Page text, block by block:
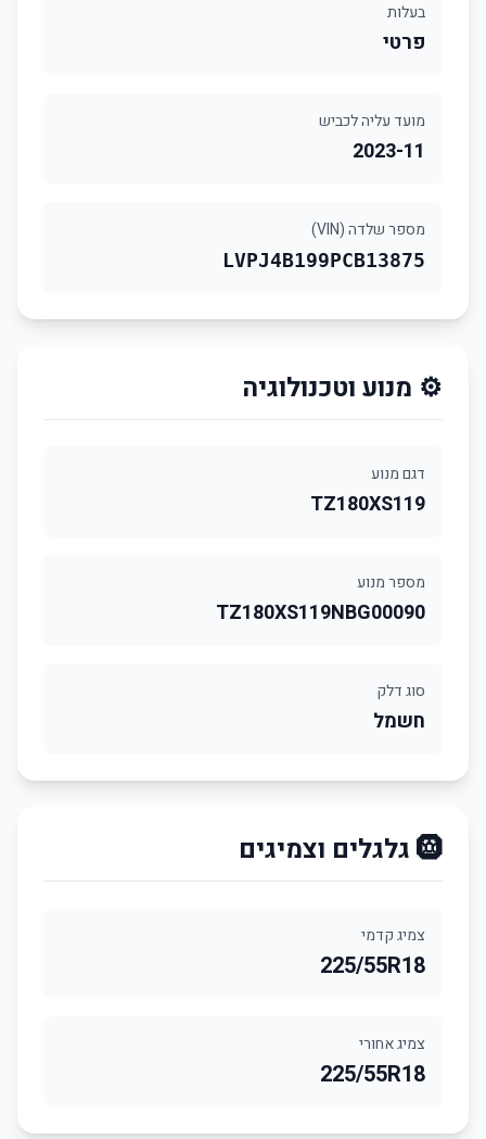
בעלות
פרטי
מועד עליה לכביש
2023-11
מספר שלדה (VIN)
LVPJ4B199PCB13875
⚙️ מנוע וטכנולוגיה
דגם מנוע
TZ180XS119
מספר מנוע
TZ180XS119NBG00090
סוג דלק
חשמל
🛞 גלגלים וצמיגים
צמיג קדמי
225/55R18
צמיג אחורי
225/55R18